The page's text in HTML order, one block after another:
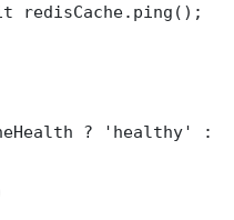
redisCache.ping();
? 'healthy' :